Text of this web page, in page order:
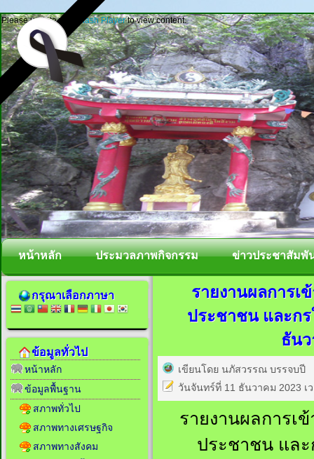
Please update your Flash Playerto view content.
หน้าหลัก ประมวลภาพกิจกรรม ข่าวประชาสัมพั
รายงานผลการเ
ประชาชน และกร
ธัน
เขียนโดย นภัสวรรณ บรรจบปี
วันจันทร์ที่ 11 ธันวาคม 2023 เ
รายงานผลการเ
ประชาชน และ
กรุณาเลือกภาษา
ข้อมูลทั่วไป
หน้าหลัก
ข้อมูลพื้นฐาน
สภาพทั่วไป
สภาพทางเศรษฐกิจ
สภาพทางสังคม